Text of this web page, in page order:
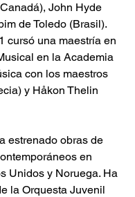
John Hyde
de Toledo (Brasil).
cursó una maestría en
en la Academia
con los maestros
y Håkon Thelin
estrenado obras de
en
Unidos y Noruega. Ha
la Orquesta Juvenil